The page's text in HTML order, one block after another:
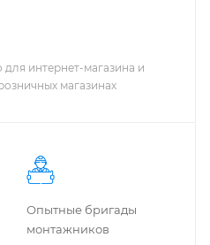
для интернет-магазина и
магазинах
Опытные бригады
монтажников